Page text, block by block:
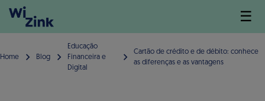
☰
Home Blog
Educação
Financeira e
Digital
Cartão de crédito e de débito: conhece
as diferenças e as vantagens